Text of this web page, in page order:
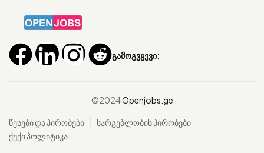
გამოგვყევი:
©2024Openjobs.ge
წესები და პირობები
სარგებლობის პირობები
ქუქი პოლიტიკა